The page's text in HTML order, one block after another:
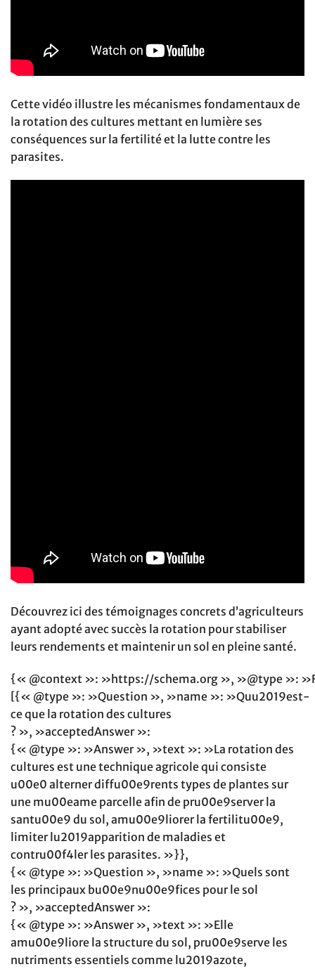
Cette vidéo illustre les mécanismes fondamentaux de
la rotation des cultures mettant en lumière ses
conséquences sur la fertilité et la lutte contre les
parasites.
Découvrez ici des témoignages concrets d’agriculteurs
ayant adopté avec succès la rotation pour stabiliser
leurs rendements et maintenir un sol en pleine santé.
{« @context »: »https://schema.org », »@type »:
[{« @type »: »Question », »name »: »Quu2019est-
ce que la rotation des cultures
? », »acceptedAnswer »:
{« @type »: »Answer », »text »: »La rotation des
cultures est une technique agricole qui consiste
u00e0 alterner diffu00e9rents types de plantes sur
une mu00eame parcelle afin de pru00e9server la
santu00e9 du sol, amu00e9liorer la fertilitu00e9,
limiter lu2019apparition de maladies et
contru00f4ler les parasites. »}},
{« @type »: »Question », »name »: »Quels sont
les principaux bu00e9nu00e9fices pour le sol
? », »acceptedAnswer »:
{« @type »: »Answer », »text »: »Elle
amu00e9liore la structure du sol, pru00e9serve les
nutriments essentiels comme lu2019azote,